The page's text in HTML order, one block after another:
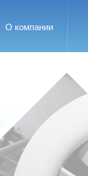
О компании